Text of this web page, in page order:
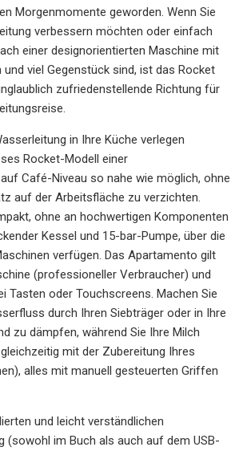
Morgenmomente geworden. Wenn Sie
verbessern möchten oder einfach
einer designorientierten Maschine mit
viel Gegenstück sind, ist das Rocket
zufriedenstellende Richtung für
in Ihre Küche verlegen
Rocket-Modell einer
Café-Niveau so nahe wie möglich, ohne
auf der Arbeitsfläche zu verzichten.
ohne an hochwertigen Komponenten
Kessel und 15-bar-Pumpe, über die
verfügen. Das Apartamento gilt
(professioneller Verbraucher) und
Tasten oder Touchscreens. Machen Sie
durch Ihren Siebträger oder in Ihre
zu dämpfen, während Sie Ihre Milch
mit der Zubereitung Ihres
alles mit manuell gesteuerten Griffen
und leicht verständlichen
(sowohl im Buch als auch auf dem USB-